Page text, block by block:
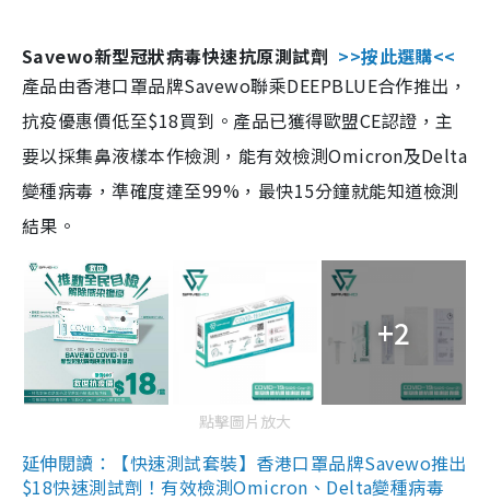
Savewo新型冠狀病毒快速抗原測試劑 >>按此選購<<
產品由香港口罩品牌Savewo聯乘DEEPBLUE合作推出，
抗疫優惠價低至$18買到。產品已獲得歐盟CE認證，主
要以採集鼻液樣本作檢測，能有效檢測Omicron及Delta
變種病毒，準確度達至99%，最快15分鐘就能知道檢測
結果。
+2
點擊圖片放大
延伸閱讀：【快速測試套裝】香港口罩品牌Savewo推出
$18快速測試劑！有效檢測Omicron、Delta變種病毒